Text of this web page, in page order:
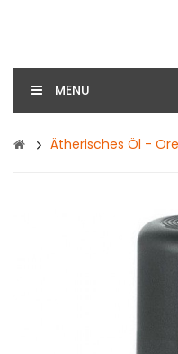
MENU
Ätherisches Öl -